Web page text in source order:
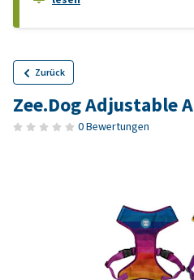
Zurück
Zee.Dog Adjustable
0 Bewertungen